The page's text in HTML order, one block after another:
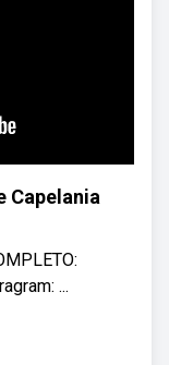
Capelania
...